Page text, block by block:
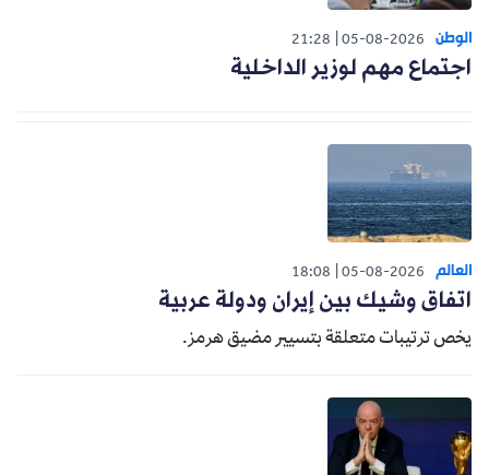
الوطن 05-08-2026
21:28
اجتماع مهم لوزير الداخلية
العالم 05-08-2026
18:08
اتفاق وشيك بين إيران ودولة عربية
يخص ترتيبات متعلقة بتسيير مضيق هرمز.